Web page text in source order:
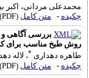
محمدعلی مردانی، اکبر
چکیده - متن کامل(PDF)
بررسی آگاهی و
روش طبخ مناسب برای
طاهره دهداری
، لاله
چکیده - متن کامل(PDF)